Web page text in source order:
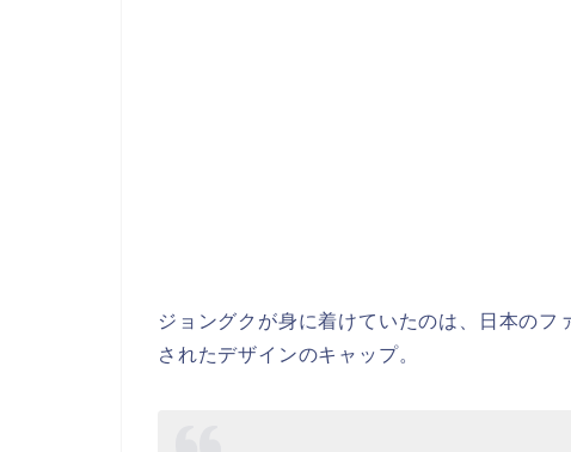
ジョングクが身に着けていたのは、日本の
されたデザインのキャップ。